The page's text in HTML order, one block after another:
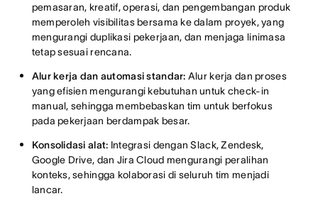
pemasaran, kreatif, operasi, dan pengembangan produk
memperoleh visibilitas bersama ke dalam proyek, yang
mengurangi duplikasi pekerjaan, dan menjaga linimasa
tetap sesuai rencana.
Alur kerja dan automasi standar: Alur kerja dan proses
yang efisien mengurangi kebutuhan untuk check-in
manual, sehingga membebaskan tim untuk berfokus
pada pekerjaan berdampak besar.
Konsolidasi alat: Integrasi dengan Slack, Zendesk,
Google Drive, dan Jira Cloud mengurangi peralihan
konteks, sehingga kolaborasi di seluruh tim menjadi
lancar.